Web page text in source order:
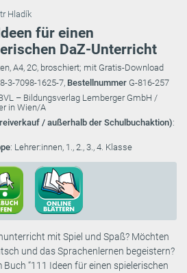
Hladík
für einen
DaZ-Unterricht
A4, 2C, broschiert; mit Gratis-Download
3-7098-1625-7, Bestellnummer G-816-257
– Bildungsverlag Lemberger GmbH /
in Wien/A
/ außerhalb der Schulbuchaktion):
: Lehrer:innen, 1., 2., 3., 4. Klasse
mit Spiel und Spaß? Möchten
und das Sprachenlernen begeistern?
“111 Ideen für einen spielerischen